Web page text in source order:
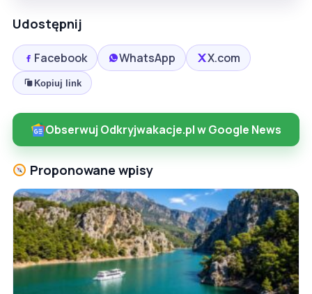
Udostępnij
Facebook WhatsApp X.com
Kopiuj link
Obserwuj Odkryjwakacje.pl w Google News
Proponowane wpisy